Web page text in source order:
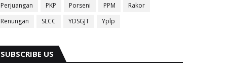
Perjuangan
PKP Porseni PPM
Rakor
Renungan
SLCC YDSGJT Yplp
SUBSCRIBE US